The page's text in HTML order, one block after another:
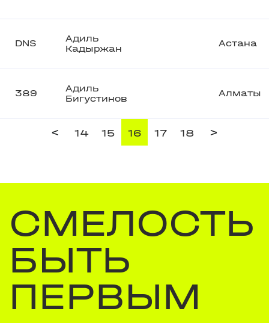
DNS
Адиль
Кадыржан
Астана
389
Адиль
Бигустинов
Алматы
< 14 15 16 17 18 >
СМЕЛОСТЬ
БЫТЬ
ПЕРВЫМ